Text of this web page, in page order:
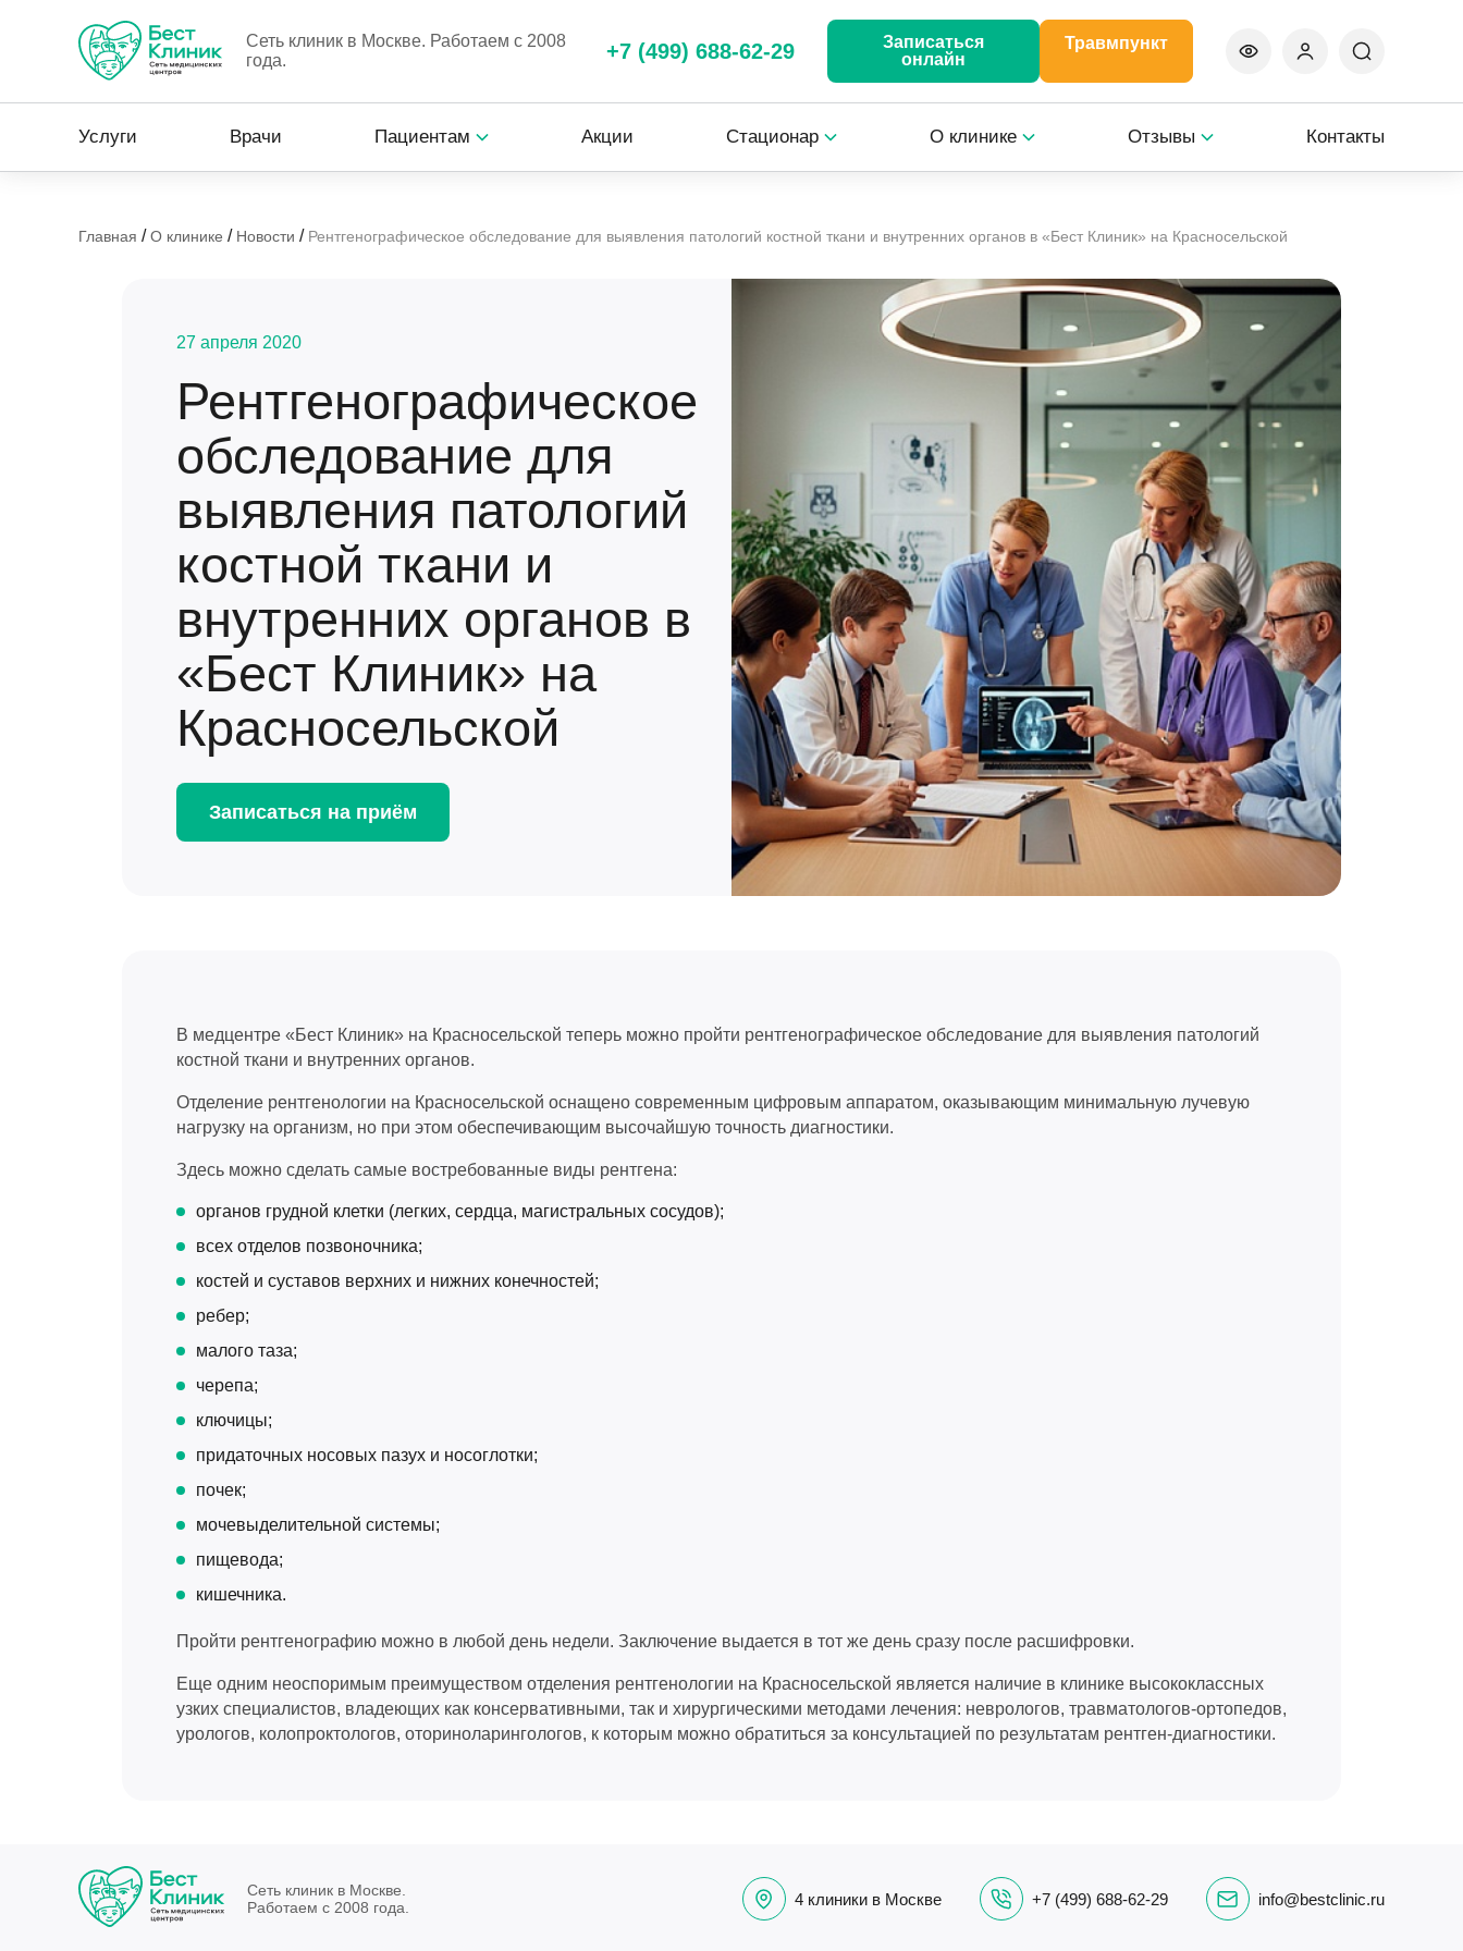
Сеть клиник в Москве. Работаем с 2008
года.
+7 (499) 688-62-29
Записаться
онлайн
Травмпункт
Услуги Врачи Пациентам Акции Стационар О клинике Отзывы Контакты
Главная /О клинике / Новости / Рентгенографическое обследование для выявления патологий костной ткани и внутренних органов в «Бест Клиник» на Красносельской
27 апреля 2020
Рентгенографическое
обследование для
выявления патологий
костной ткани и
внутренних органов в
«Бест Клиник» на
Красносельской
Записаться на приём
В медцентре «Бест Клиник» на Красносельской теперь можно пройти рентгенографическое обследование для выявления патологий
костной ткани и внутренних органов.
Отделение рентгенологии на Красносельской оснащено современным цифровым аппаратом, оказывающим минимальную лучевую
нагрузку на организм, но при этом обеспечивающим высочайшую точность диагностики.
Здесь можно сделать самые востребованные виды рентгена:
органов грудной клетки (легких, сердца, магистральных сосудов);
всех отделов позвоночника;
костей и суставов верхних и нижних конечностей;
ребер;
малого таза;
черепа;
ключицы;
придаточных носовых пазух и носоглотки;
почек;
мочевыделительной системы;
пищевода;
кишечника.
Пройти рентгенографию можно в любой день недели. Заключение выдается в тот же день сразу после расшифровки.
Еще одним неоспоримым преимуществом отделения рентгенологии на Красносельской является наличие в клинике высококлассных
узких специалистов, владеющих как консервативными, так и хирургическими методами лечения: неврологов, травматологов-ортопедов,
урологов, колопроктологов, оториноларингологов, к которым можно обратиться за консультацией по результатам рентген-диагностики.
Сеть клиник в Москве.
Работаем с 2008 года.
4 клиники в Москве +7 (499) 688-62-29 info@bestclinic.ru